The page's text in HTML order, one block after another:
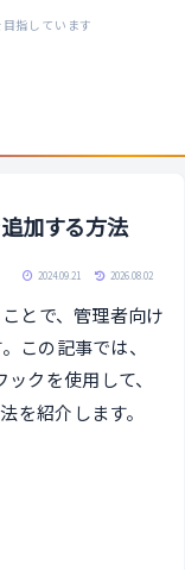
指しています
加する方法
2024.09.21 2026.08.02
とで、管理者向け
この記事では、
クを使用して、
を紹介します。